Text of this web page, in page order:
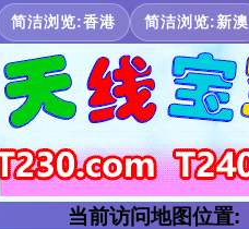
简洁浏览:香港 简洁浏览:新澳
当前访问地图位置: